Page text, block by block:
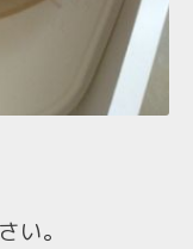
い。